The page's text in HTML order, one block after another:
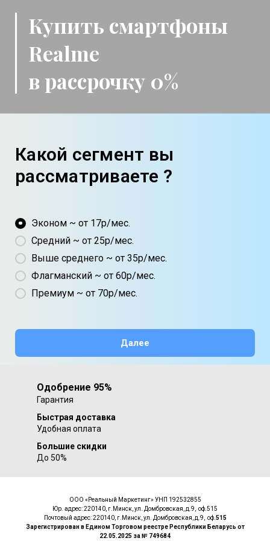
Купить смартфоны
Realme
в рассрочку 0%
Какой сегмент вы
рассматриваете ?
Эконом ~ от 17р/мес.
Средний ~ от 25р/мес.
Выше среднего ~ от 35р/мес.
Флагманский ~ от 60р/мес.
Премиум ~ от 70р/мес.
Далее
Одобрение 95%
Гарантия
Быстрая доставка
Удобная оплата
Большие скидки
До 50%
ООО «Реальный Маркетинг» УНП 192532855
Юр. адрес: 220140, г.Минск, ул. Домбровская, д.9, оф.515
Почтовый адрес: 220140, г.Минск, ул. Домбровская, д.9, оф.515
Зарегистрирован в Едином Торговом реестре Республики Беларусь от
22.05.2025 за № 749684